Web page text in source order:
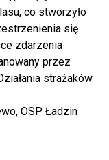
w wykonaniu
(godz. 20.00
dla
co stworzyło
się
zdarzenia
przez
strażaków
OSP Ładzin